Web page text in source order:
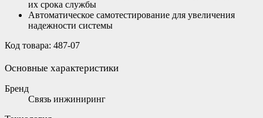
их срока службы
Автоматическое самотестирование для увеличения
надежности системы
Код товара: 487-07
Основные характеристики
Бренд
Связь инжиниринг